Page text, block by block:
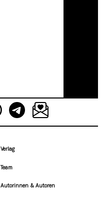
Verlag
Team
Autorinnen & Autoren